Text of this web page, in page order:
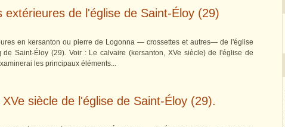
extérieures de l'église de Saint-Éloy (29)
en kersanton ou pierre de Logonna — crossettes et autres— de l'église
de Saint-Éloy (29). Voir : Le calvaire (kersanton, XVe siècle) de l'église de
les principaux éléments...
siècle de l'église de Saint-Éloy (29).